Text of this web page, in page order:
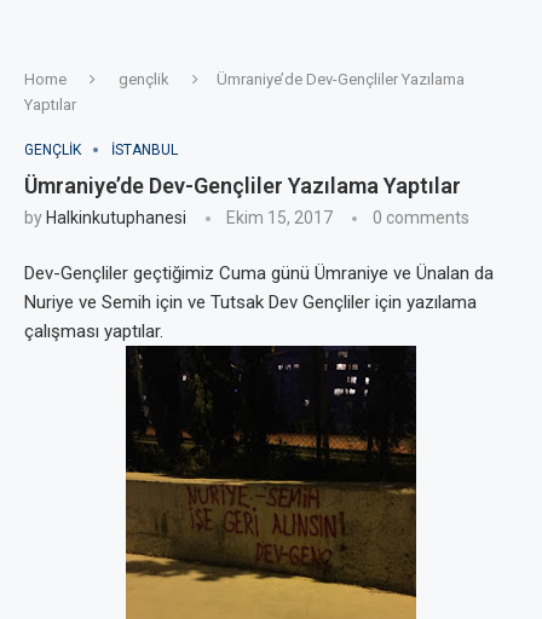
Home gençlik
Ümraniye’de Dev-Gençliler Yazılama
Yaptılar
GENÇLIK ISTANBUL
Ümraniye’de Dev-Gençliler Yazılama Yaptılar
by Halkinkutuphanesi Ekim 15, 2017 0 comments
Dev-Gençliler geçtiğimiz Cuma günü Ümraniye ve Ünalan da
Nuriye ve Semih için ve Tutsak Dev Gençliler için yazılama
çalışması yaptılar.